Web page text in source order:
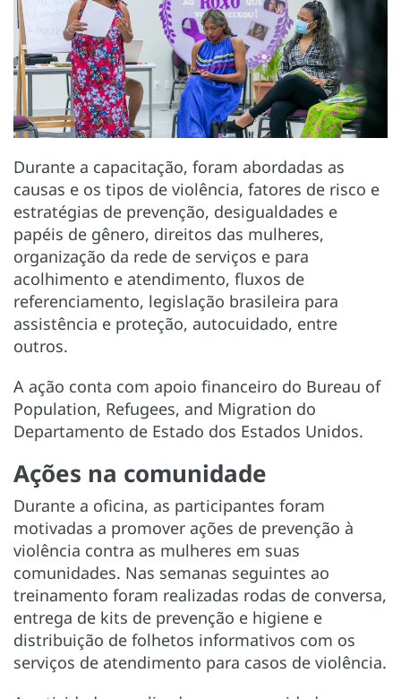
Durante a capacitação, foram abordadas as
causas e os tipos de violência, fatores de risco e
estratégias de prevenção, desigualdades e
papéis de gênero, direitos das mulheres,
organização da rede de serviços e para
acolhimento e atendimento, fluxos de
referenciamento, legislação brasileira para
assistência e proteção, autocuidado, entre
outros.
A ação conta com apoio financeiro do Bureau of
Population, Refugees, and Migration do
Departamento de Estado dos Estados Unidos.
Ações na comunidade
Durante a oficina, as participantes foram
motivadas a promover ações de prevenção à
violência contra as mulheres em suas
comunidades. Nas semanas seguintes ao
treinamento foram realizadas rodas de conversa,
entrega de kits de prevenção e higiene e
distribuição de folhetos informativos com os
serviços de atendimento para casos de violência.